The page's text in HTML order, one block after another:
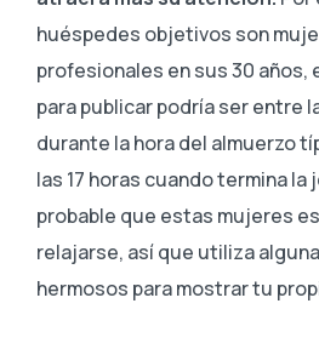
huéspedes objetivos son
profesionales en sus 30 años,
para publicar podría ser entre
durante la hora del almuerzo
las 17 horas cuando termina la
probable que estas mujeres
relajarse, así que utiliza
hermosos para mostrar tu